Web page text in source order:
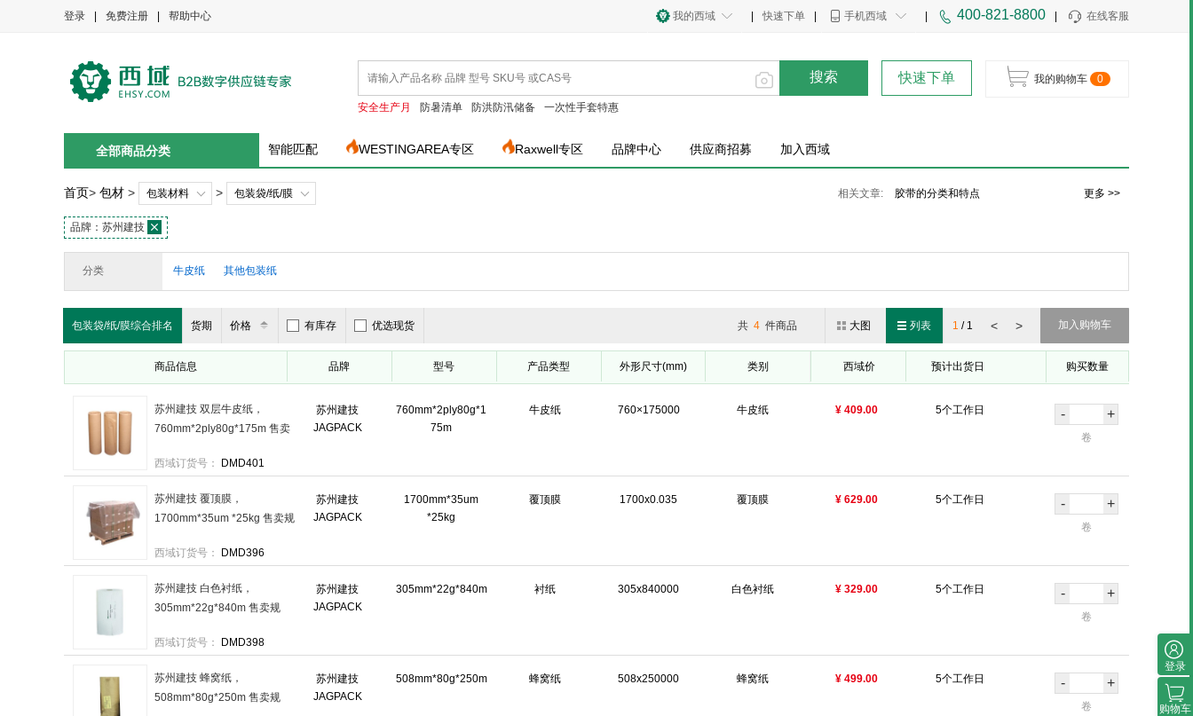
登录 免费注册 帮助中心 在线客服
400-821-8800
手机西域
快速下单
我的西域
搜索
安全生产月 防暑清单 防洪防汛储备 一次性手套特惠
快速下单 我的购物车 0
全部商品分类 智能匹配 WESTINGAREA专区 Raxwell专区 品牌中心 供应商招募 加入西域
首页> 包材 > 包装材料 > 包装袋/纸/膜 相关文章:
胶带的分类和特点
更多 >>
品牌： 苏州建技
分类 牛皮纸 其他包装纸
包装袋/纸/膜综合排名 货期 价格 有库存 优选现货 加入购物车
< >
1 / 1
大图 列表
共4 件商品
商品信息 品牌 型号 产品类型 外形尺寸(mm) 类别 西域价 预计出货日 购买数量
苏州建技
JAGPACK
760mm*2ply80g*1
75m
牛皮纸 760×175000 牛皮纸 ¥ 409.00 5个工作日
苏州建技 双层牛皮纸，
760mm*2ply80g*175m 售卖
西域订货号：
DMD401
- +
卷
苏州建技
JAGPACK
1700mm*35um
*25kg
覆顶膜 1700x0.035 覆顶膜 ¥ 629.00 5个工作日
苏州建技 覆顶膜，
1700mm*35um *25kg 售卖规
西域订货号：
DMD396
- +
卷
苏州建技
JAGPACK
305mm*22g*840m 衬纸 305x840000 白色衬纸 ¥ 329.00 5个工作日
苏州建技 白色衬纸，
305mm*22g*840m 售卖规
西域订货号：
DMD398
- +
卷
苏州建技
JAGPACK
508mm*80g*250m 蜂窝纸 508x250000 蜂窝纸 ¥ 499.00 5个工作日
苏州建技 蜂窝纸，
508mm*80g*250m 售卖规
- +
卷
登录
购物车